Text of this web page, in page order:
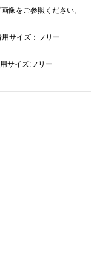
像をご参照ください。
サイズ：フリー
サイズ:フリー